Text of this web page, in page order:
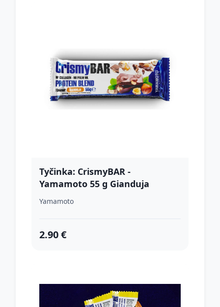
Tyčinka: CrismyBAR -
Yamamoto 55 g Gianduja
(lieskový orech)
Yamamoto
2.90 €